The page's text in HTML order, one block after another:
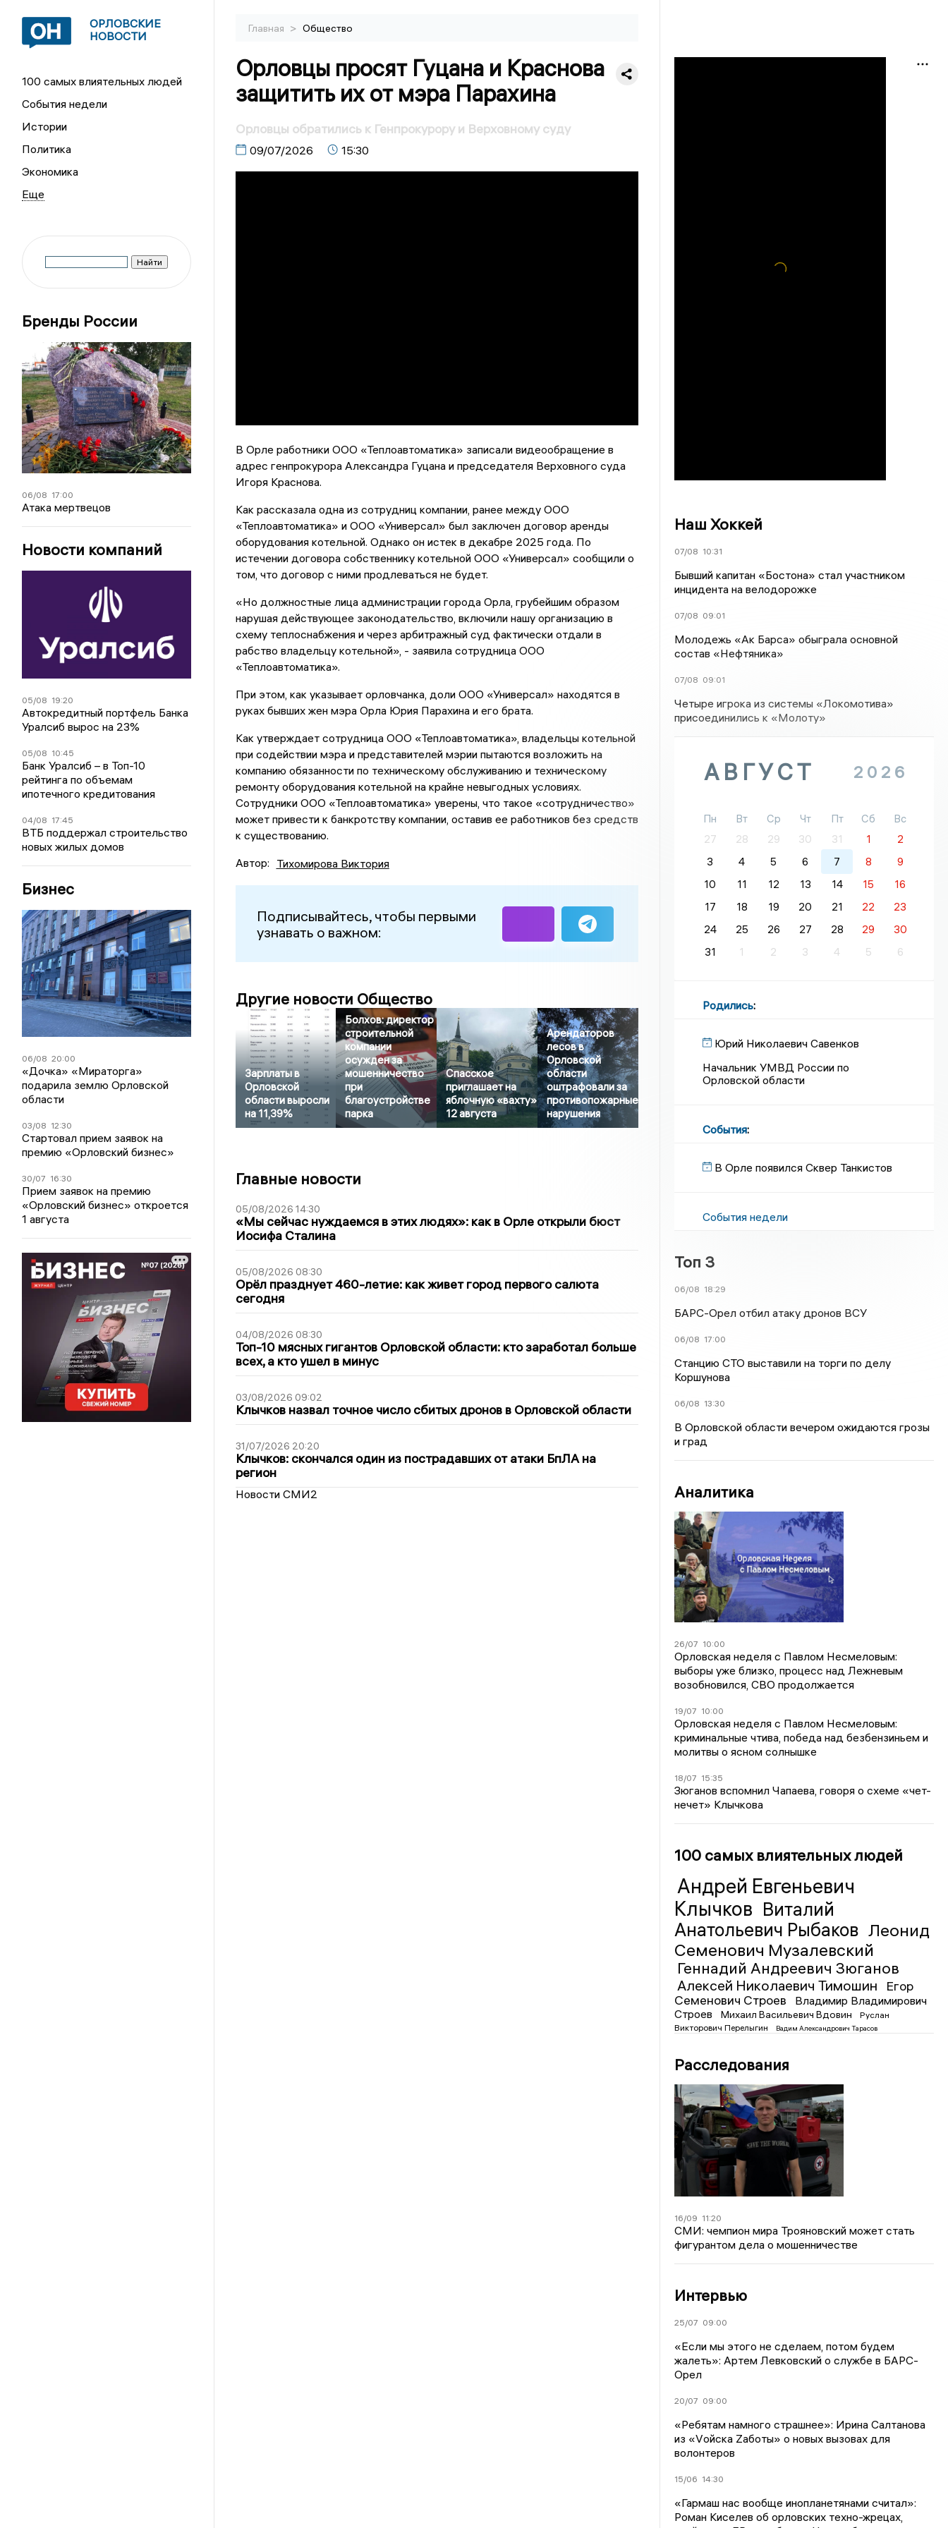
ОРЛОВСКИЕ
НОВОСТИ
100 самых влиятельных людей
События недели
Истории
Политика
Экономика
Бренды России
06/08 17:00
Атака мертвецов
Новости компаний
05/08 19:20
Автокредитный портфель Банка
Уралсиб вырос на 23%
05/08 10:45
Банк Уралсиб – в Топ-10
рейтинга по объемам
ипотечного кредитования
04/08 17:45
ВТБ поддержал строительство
новых жилых домов
Бизнес
06/08 20:00
«Дочка» «Мираторга»
подарила землю Орловской
области
03/08 12:30
Стартовал прием заявок на
премию «Орловский бизнес»
30/07 16:30
Прием заявок на премию
«Орловский бизнес» откроется
1 августа
Главная > Общество
Орловцы просят Гуцана и Краснова
защитить их от мэра Парахина
Орловцы обратились к Генпрокурору и Верховному суду
09/07/2026 15:30
В Орле работники ООО «Теплоавтоматика» записали видеообращение в
адрес генпрокурора Александра Гуцана и председателя Верховного суда
Игоря Краснова.
Как рассказала одна из сотрудниц компании, ранее между ООО
«Теплоавтоматика» и ООО «Универсал» был заключен договор аренды
оборудования котельной. Однако он истек в декабре 2025 года. По
истечении договора собственнику котельной ООО «Универсал» сообщили о
том, что договор с ними продлеваться не будет.
«Но должностные лица администрации города Орла, грубейшим образом
нарушая действующее законодательство, включили нашу организацию в
схему теплоснабжения и через арбитражный суд фактически отдали в
рабство владельцу котельной», - заявила сотрудница ООО
«Теплоавтоматика».
При этом, как указывает орловчанка, доли ООО «Универсал» находятся в
руках бывших жен мэра Орла Юрия Парахина и его брата.
Как утверждает сотрудница ООО «Теплоавтоматика», владельцы котельной
при содействии мэра и представителей мэрии пытаются возложить на
компанию обязанности по техническому обслуживанию и техническому
ремонту оборудования котельной на крайне невыгодных условиях.
Сотрудники ООО «Теплоавтоматика» уверены, что такое «сотрудничество»
может привести к банкротству компании, оставив ее работников без средств
к существованию.
Автор: Тихомирова Виктория
Подписывайтесь, чтобы первыми
узнавать о важном:
Другие новости Общество
Зарплаты в
Орловской
области выросли
на 11,39%
Болхов: директор
строительной
компании
осужден за
мошенничество
при
благоустройстве
парка
Спасское
приглашает на
яблочную «вахту»
12 августа
Арендаторов
лесов в
Орловской
области
оштрафовали за
противопожарные
нарушения
Главные новости
05/08/2026 14:30
«Мы сейчас нуждаемся в этих людях»: как в Орле открыли бюст
Иосифа Сталина
05/08/2026 08:30
Орёл празднует 460-летие: как живет город первого салюта
сегодня
04/08/2026 08:30
Топ-10 мясных гигантов Орловской области: кто заработал больше
всех, а кто ушел в минус
03/08/2026 09:02
Клычков назвал точное число сбитых дронов в Орловской области
31/07/2026 20:20
Клычков: скончался один из пострадавших от атаки БпЛА на
регион
Новости СМИ2
Наш Хоккей
07/08 10:31
Бывший капитан «Бостона» стал участником
инцидента на велодорожке
07/08 09:01
Молодежь «Ак Барса» обыграла основной
состав «Нефтяника»
07/08 09:01
Четыре игрока из системы «Локомотива»
присоединились к «Молоту»
АВГУСТ 2026
Пн Вт Ср Чт Пт Сб
Вс
27
28 29 30 31 1
2
3
4 5 6 7 8
9
10
11 12 13 14 15
16
17
18 19 20 21 22
23
24
25 26 27 28 29
30
31
1 2 3 4 5 6
Родились:
Юрий Николаевич Савенков
Начальник УМВД России по
Орловской области
События:
В Орле появился Сквер Танкистов
События недели
Топ 3
06/08 18:29
БАРС-Орел отбил атаку дронов ВСУ
06/08 17:00
Станцию СТО выставили на торги по делу
Коршунова
06/08 13:30
В Орловской области вечером ожидаются грозы
и град
Аналитика
26/07 10:00
Орловская неделя с Павлом Несмеловым:
выборы уже близко, процесс над Лежневым
возобновился, СВО продолжается
19/07 10:00
Орловская неделя с Павлом Несмеловым:
криминальные чтива, победа над безбензиньем и
молитвы о ясном солнышке
18/07 15:35
Зюганов вспомнил Чапаева, говоря о схеме «чет-
нечет» Клычкова
100 самых влиятельных людей
Андрей Евгеньевич
Клычков Виталий
Анатольевич Рыбаков Леонид
Семенович Музалевский
Геннадий Андреевич Зюганов
Алексей Николаевич Тимошин
Егор
Семенович Строев
Владимир Владимирович
Строев
Михаил Васильевич Вдовин
Руслан
Викторович Перелыгин
Вадим Александрович Тарасов
Расследования
16/09 11:20
СМИ: чемпион мира Трояновский может стать
фигурантом дела о мошенничестве
Интервью
25/07 09:00
«Если мы этого не сделаем, потом будем
жалеть»: Артем Левковский о службе в БАРС-
Орел
20/07 09:00
«Ребятам намного страшнее»: Ирина Салтанова
из «Vойска Zаботы» о новых вызовах для
волонтеров
15/06 14:30
«Гармаш нас вообще инопланетянами считал»:
Роман Киселев об орловских техно-жрецах,